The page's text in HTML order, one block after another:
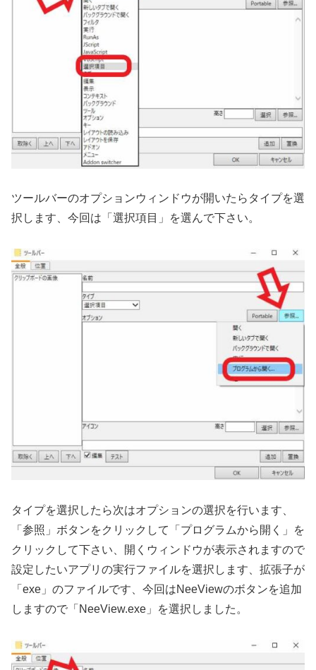
ツールバーのオプションウィンドウが開いたらタイプを選
択します、今回は「選択項目」を選んで下さい。
タイプを選択したら次はオプションの選択を行います、
「参照」ボタンをクリックして「プログラムから開く」を
クリックして下さい、開くウィンドウが表示されますので
設定したいアプリの実行ファイルを選択します、拡張子が
「exe」のファイルです、今回はNeeViewのボタンを追加
しますので「NeeView.exe」を選択しました。